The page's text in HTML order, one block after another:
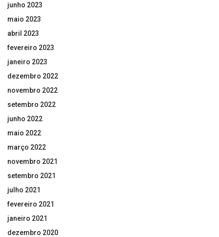
junho 2023
maio 2023
abril 2023
fevereiro 2023
janeiro 2023
dezembro 2022
novembro 2022
setembro 2022
junho 2022
maio 2022
março 2022
novembro 2021
setembro 2021
julho 2021
fevereiro 2021
janeiro 2021
dezembro 2020